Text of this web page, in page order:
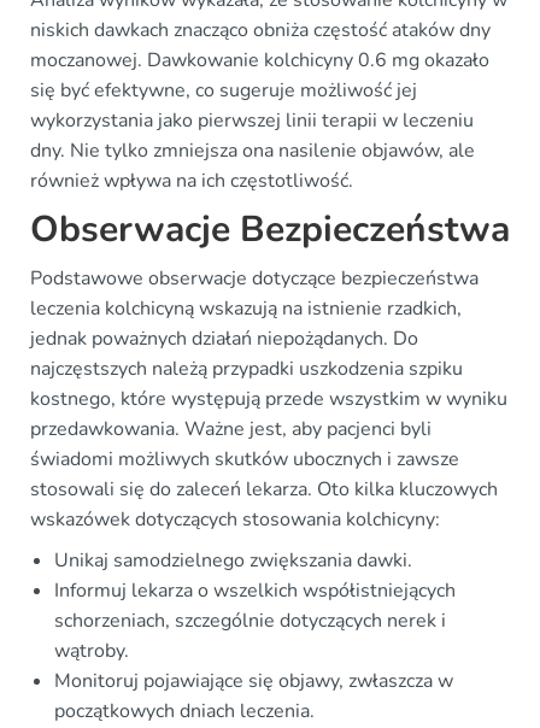
niskich dawkach znacząco obniża częstość ataków dny
moczanowej. Dawkowanie kolchicyny 0.6 mg okazało
się być efektywne, co sugeruje możliwość jej
wykorzystania jako pierwszej linii terapii w leczeniu
dny. Nie tylko zmniejsza ona nasilenie objawów, ale
również wpływa na ich częstotliwość.
Obserwacje Bezpieczeństwa
Podstawowe obserwacje dotyczące bezpieczeństwa
leczenia kolchicyną wskazują na istnienie rzadkich,
jednak poważnych działań niepożądanych. Do
najczęstszych należą przypadki uszkodzenia szpiku
kostnego, które występują przede wszystkim w wyniku
przedawkowania. Ważne jest, aby pacjenci byli
świadomi możliwych skutków ubocznych i zawsze
stosowali się do zaleceń lekarza. Oto kilka kluczowych
wskazówek dotyczących stosowania kolchicyny:
Unikaj samodzielnego zwiększania dawki.
Informuj lekarza o wszelkich współistniejących
schorzeniach, szczególnie dotyczących nerek i
wątroby.
Monitoruj pojawiające się objawy, zwłaszcza w
początkowych dniach leczenia.